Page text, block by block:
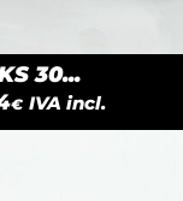
30...
€ IVA incl.